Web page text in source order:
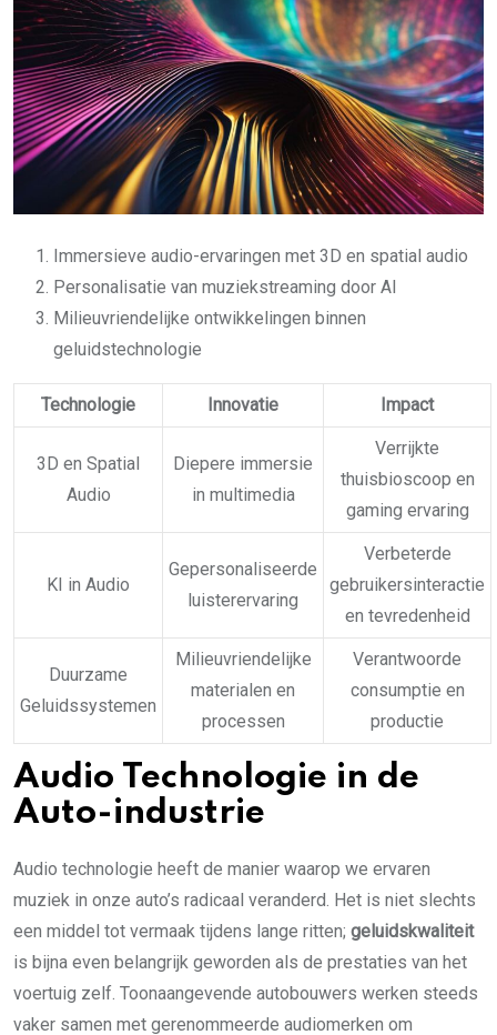
Immersieve audio-ervaringen met 3D en spatial audio
Personalisatie van muziekstreaming door AI
Milieuvriendelijke ontwikkelingen binnen
geluidstechnologie
Technologie Innovatie Impact
3D en Spatial
Audio
Diepere immersie
in multimedia
Verrijkte
thuisbioscoop en
gaming ervaring
KI in Audio
Gepersonaliseerde
luisterervaring
Verbeterde
gebruikersinteractie
en tevredenheid
Duurzame
Geluidssystemen
Milieuvriendelijke
materialen en
processen
Verantwoorde
consumptie en
productie
Audio Technologie in de
Auto-industrie
Audio technologie heeft de manier waarop we ervaren
muziek in onze auto’s radicaal veranderd. Het is niet slechts
een middel tot vermaak tijdens lange ritten; geluidskwaliteit
is bijna even belangrijk geworden als de prestaties van het
voertuig zelf. Toonaangevende autobouwers werken steeds
vaker samen met gerenommeerde audiomerken om